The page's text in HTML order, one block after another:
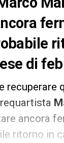
di
recuperare
ancora
ritorno in